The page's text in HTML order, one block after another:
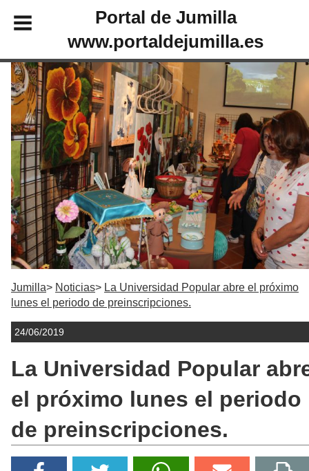
Portal de Jumilla
www.portaldejumilla.es
Jumilla Noticias
La Universidad Popular abre el próximo
lunes el periodo de preinscripciones.
24/06/2019
La Universidad Popular
el próximo lunes el periodo
de preinscripciones.